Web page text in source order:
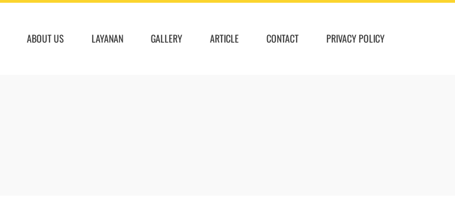
ABOUT US LAYANAN GALLERY ARTICLE CONTACT PRIVACY POLICY